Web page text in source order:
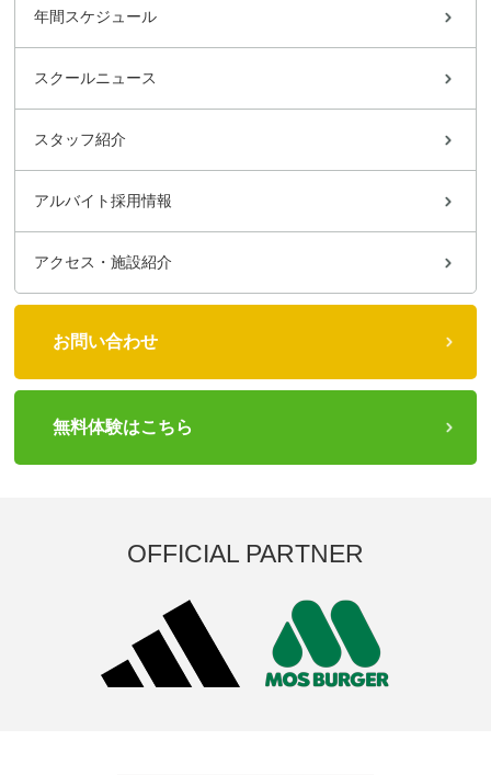
年間スケジュール
スクールニュース
スタッフ紹介
アルバイト採用情報
アクセス・施設紹介
お問い合わせ
無料体験はこちら
OFFICIAL PARTNER